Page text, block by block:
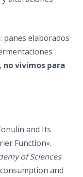
panes elaborados
no vivimos para
and Its
Function».
of Sciences.
and